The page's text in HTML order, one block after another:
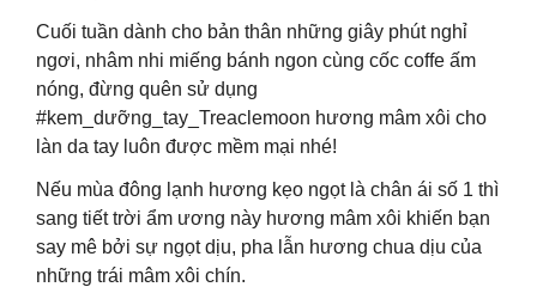
Cuối tuần dành cho bản thân những giây phút nghỉ
ngơi, nhâm nhi miếng bánh ngon cùng cốc coffe ấm
nóng, đừng quên sử dụng
#kem_dưỡng_tay_Treaclemoon hương mâm xôi cho
làn da tay luôn được mềm mại nhé!
Nếu mùa đông lạnh hương kẹo ngọt là chân ái số 1 thì
sang tiết trời ẩm ương này hương mâm xôi khiến bạn
say mê bởi sự ngọt dịu, pha lẫn hương chua dịu của
những trái mâm xôi chín.